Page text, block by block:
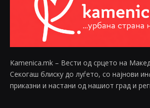
Kamenica.mk – Вести од срцето на
Секогаш блиску до луѓето, со најнови
приказни и настани од нашиот град и